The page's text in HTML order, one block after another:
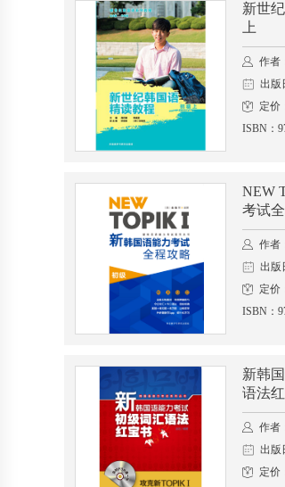
新世
上
作者
出版
定价
ISBN：
NEW
考试
作者
出版
定价
ISBN：
新韩
语法
作者
出版
定价